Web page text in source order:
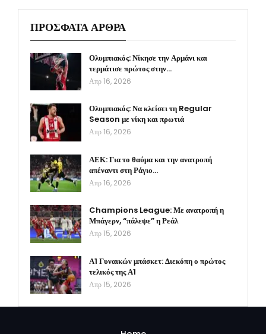
ΠΡΟΣΦΑΤΑ ΑΡΘΡΑ
Ολυμπιακός: Νίκησε την Αρμάνι και
τερμάτισε πρώτος στην…
Απρ 16, 2026
Ολυμπιακός: Να κλείσει τη Regular
Season με νίκη και πρωτιά
Απρ 16, 2026
ΑΕΚ: Για το θαύμα και την ανατροπή
απέναντι στη Ράγιο…
Απρ 16, 2026
Champions League: Με ανατροπή η
Μπάγερν, “πάλεψε” η Ρεάλ
Απρ 15, 2026
Α1 Γυναικών μπάσκετ: Διεκόπη ο πρώτος
τελικός της Α1
Απρ 15, 2026